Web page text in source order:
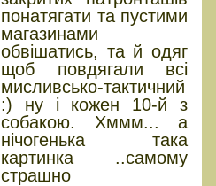
понатягати та пустими
магазинами
обвішатись, та й одяг
щоб повдягали всі
мисливсько-тактичний
:) ну і кожен 10-й з
собакою. Хммм... а
нічогенька така
картинка ..самому
страшно